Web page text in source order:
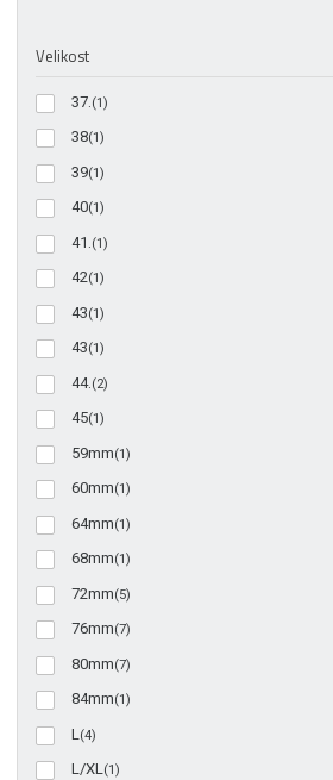
Velikost
37. (1)
38(1)
39(1)
40(1)
41. (1)
42(1)
43(1)
43(1)
44. (2)
45(1)
59mm(1)
60mm(1)
64mm(1)
68mm(1)
72mm(5)
76mm(7)
80mm(7)
84mm(1)
L (4)
L/XL(1)